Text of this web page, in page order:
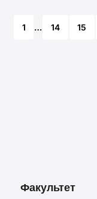
1 … 14 15
Факультет